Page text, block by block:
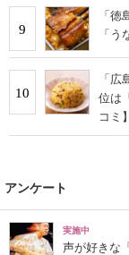
9
「
「う
10
「
位は
コミ】
アンケート
実施中
声が好きな